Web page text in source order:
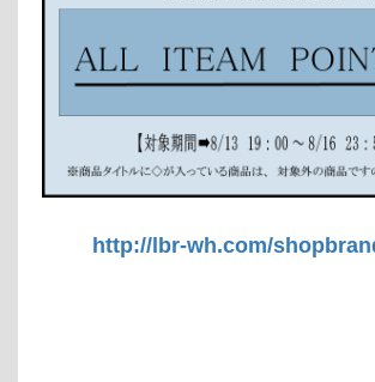
http://lbr-wh.com/